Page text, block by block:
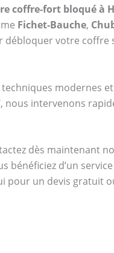
coffre-fort bloqué à
Fichet-Bauche,
votre coffre
modernes
nous intervenons
dès maintenant
bénéficiez d’un
pour un devis gratuit